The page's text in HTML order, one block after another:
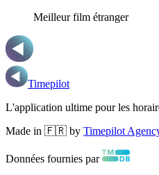
Meilleur film étranger
Timepilot
L'application ultime pour les
Made in 🇫🇷 by Timepilot
Données fournies par